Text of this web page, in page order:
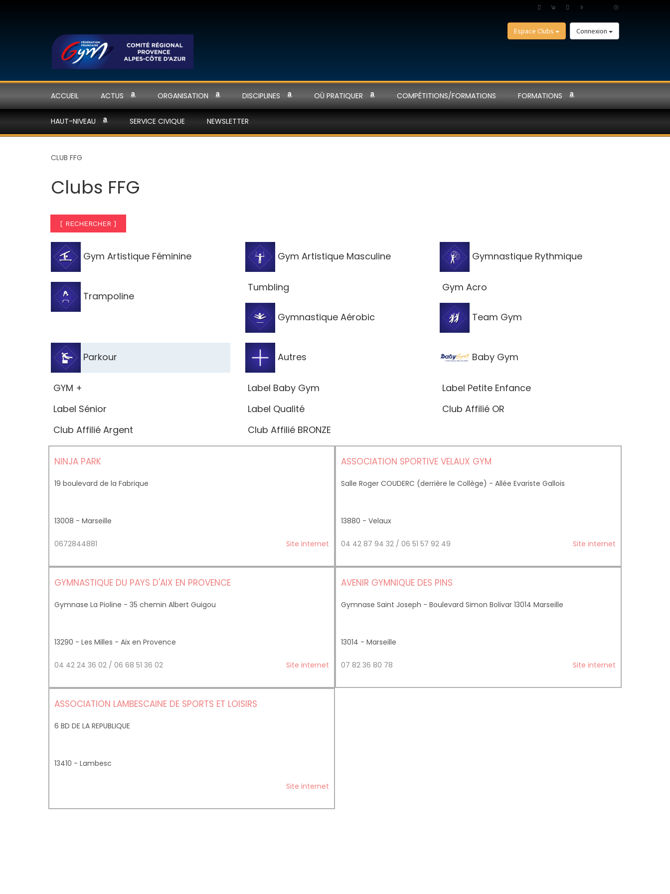
Connexion
Espace Clubs
ACCUEIL ACTUS ORGANISATION DISCIPLINES OÙ PRATIQUER COMPÉTITIONS/FORMATIONS FORMATIONS
HAUT-NIVEAU SERVICE CIVIQUE NEWSLETTER
CLUB FFG
Clubs FFG
[ RECHERCHER ]
Gym Artistique Féminine Gym Artistique Masculine Gymnastique Rythmique
Trampoline
Tumbling Gym Acro
Gymnastique Aérobic Team Gym
Parkour Autres Baby Gym
GYM + Label Baby Gym
Label Petite Enfance
Label Sénior
Label Qualité
Club Affilié OR
Club Affilié Argent
Club Affilié BRONZE
NINJA PARK
19 boulevard de la Fabrique
13008 - Marseille
Site internet
0672844881
ASSOCIATION SPORTIVE VELAUX GYM
Salle Roger COUDERC (derrière le Collège) - Allée Evariste Gallois
13880 - Velaux
Site internet
04 42 87 94 32 / 06 51 57 92 49
GYMNASTIQUE DU PAYS D'AIX EN PROVENCE
Gymnase La Pioline - 35 chemin Albert Guigou
13290 - Les Milles - Aix en Provence
Site internet
04 42 24 36 02 / 06 68 51 36 02
AVENIR GYMNIQUE DES PINS
Gymnase Saint Joseph - Boulevard Simon Bolivar 13014 Marseille
13014 - Marseille
Site internet
07 82 36 80 78
ASSOCIATION LAMBESCAINE DE SPORTS ET LOISIRS
6 BD DE LA REPUBLIQUE
13410 - Lambesc
Site internet